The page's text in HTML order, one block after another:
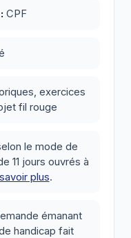
CPF
exercices
fil rouge
le mode de
11 jours ouvrés à
plus.
émanant
handicap fait